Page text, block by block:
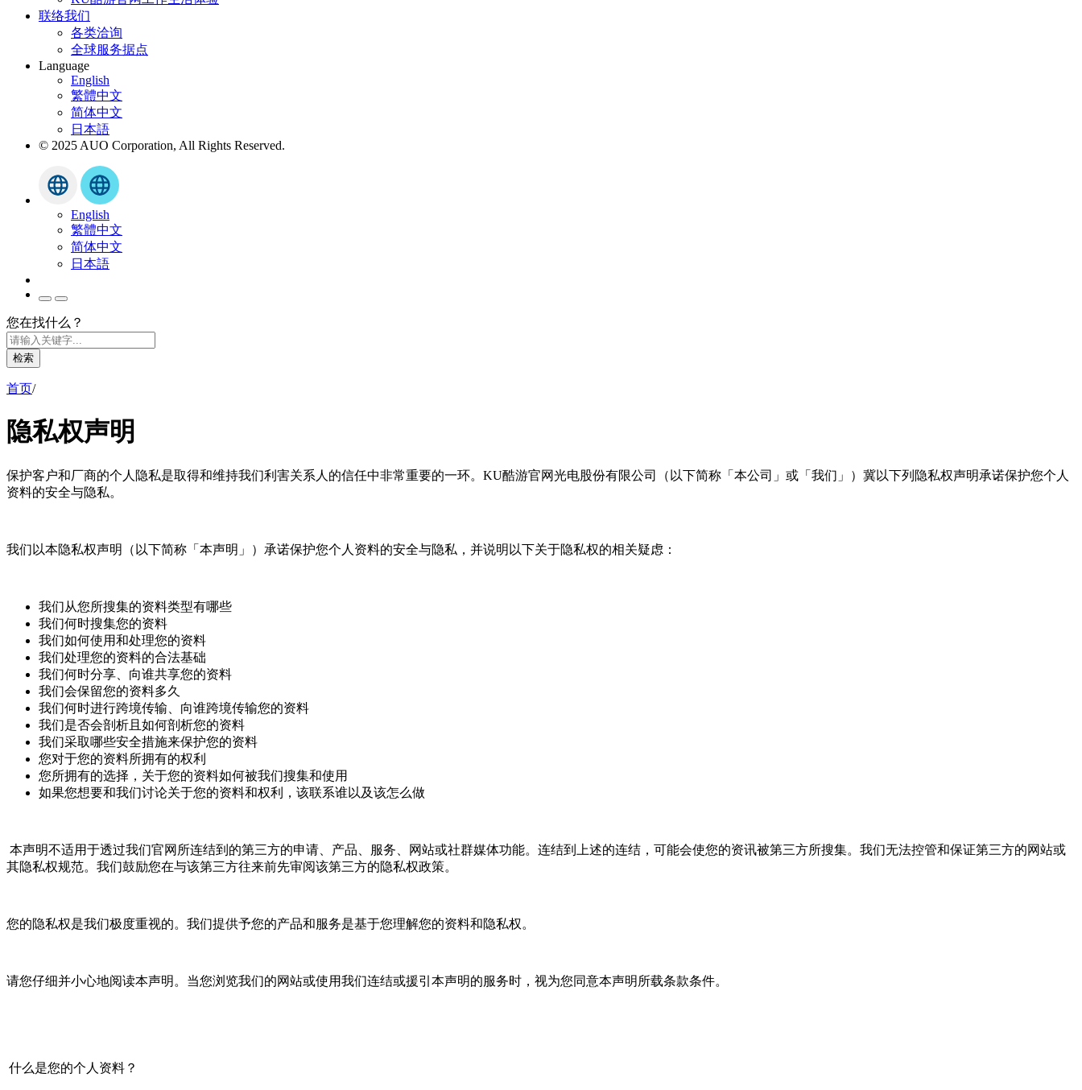
联络我们
各类洽询
全球服务据点
Language
English
繁體中文
简体中文
日本語
© 2025 AUO Corporation, All Rights Reserved.
English
繁體中文
简体中文
日本語
您在找什么？
检索
首页/
隐私权声明
保护客户和厂商的个人隐私是取得和维持我们利害关系人的信任中非常重要的一环。KU酷游官网光电股份有限公司（以下简称「本公司」或「我们」）冀以下列隐私权声明承诺保护您个人
资料的安全与隐私。
我们以本隐私权声明（以下简称「本声明」）承诺保护您个人资料的安全与隐私，并说明以下关于隐私权的相关疑虑：
我们从您所搜集的资料类型有哪些
我们何时搜集您的资料
我们如何使用和处理您的资料
我们处理您的资料的合法基础
我们何时分享、向谁共享您的资料
我们会保留您的资料多久
我们何时进行跨境传输、向谁跨境传输您的资料
我们是否会剖析且如何剖析您的资料
我们采取哪些安全措施来保护您的资料
您对于您的资料所拥有的权利
您所拥有的选择，关于您的资料如何被我们搜集和使用
如果您想要和我们讨论关于您的资料和权利，该联系谁以及该怎么做
本声明不适用于透过我们官网所连结到的第三方的申请、产品、服务、网站或社群媒体功能。连结到上述的连结，可能会使您的资讯被第三方所搜集。我们无法控管和保证第三方的网站或
其隐私权规范。我们鼓励您在与该第三方往来前先审阅该第三方的隐私权政策。
您的隐私权是我们极度重视的。我们提供予您的产品和服务是基于您理解您的资料和隐私权。
请您仔细并小心地阅读本声明。当您浏览我们的网站或使用我们连结或援引本声明的服务时，视为您同意本声明所载条款条件。
什么是您的个人资料？